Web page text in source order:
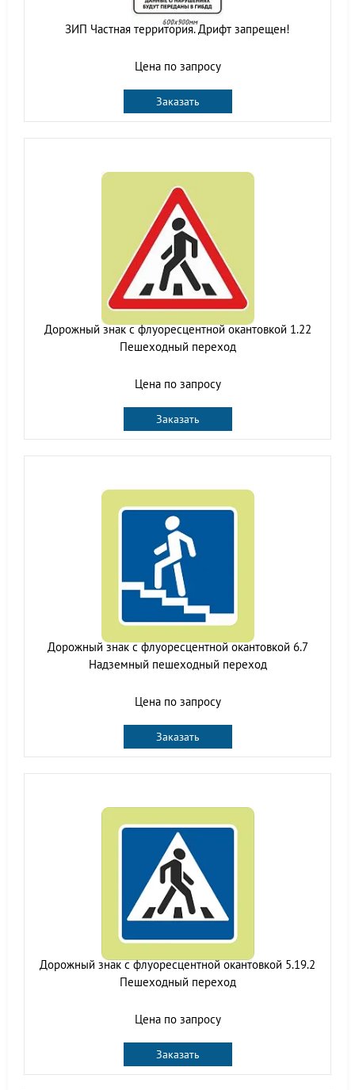
ЗИП Частная территория. Дрифт запрещен!
Цена по запросу
Заказать
Дорожный знак с флуоресцентной окантовкой 1.22
Пешеходный переход
Цена по запросу
Заказать
Дорожный знак с флуоресцентной окантовкой 6.7
Надземный пешеходный переход
Цена по запросу
Заказать
Дорожный знак с флуоресцентной окантовкой 5.19.2
Пешеходный переход
Цена по запросу
Заказать